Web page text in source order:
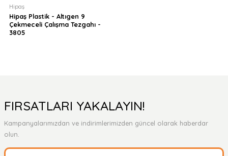
Hipaş
Hipaş Plastik - Altıgen 9
Çekmeceli Çalışma Tezgahı -
3805
FIRSATLARI YAKALAYIN!
Kampanyalarımızdan ve indirimlerimizden güncel olarak haberdar
olun.